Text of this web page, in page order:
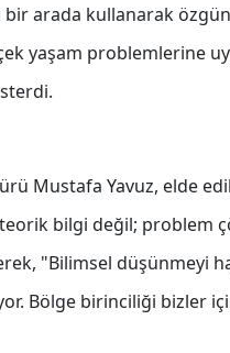
arada kullanarak
yaşam problemlerine
Mustafa Yavuz, elde
bilgi değil; problem
"Bilimsel düşünmeyi
Bölge birinciliği bizler